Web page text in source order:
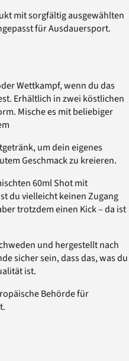
mit sorgfältig ausgewählten
für Ausdauersport.
Wettkampf, wenn du das
Erhältlich in zwei köstlichen
Mische es mit beliebiger
um dein eigenes
Geschmack zu kreieren.
60ml Shot mit
du vielleicht keinen Zugang
trotzdem einen Kick – da ist
und hergestellt nach
sicher sein, dass das, was du
ist.
Behörde für